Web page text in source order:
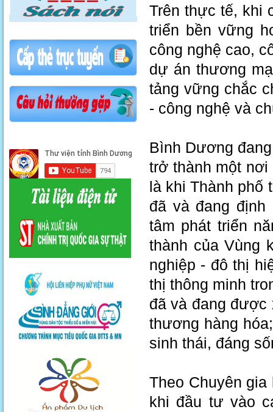
Trên thực tế, khi
triển bền vững
công nghệ cao,
dự án thương
tảng vững chắc
- công nghệ và
Bình Dương
trở thành một
là khi Thành phố
đã và đang định
tâm phát triển
thành của Vùng
nghiệp - đô thị
thị thông minh
đã và đang được
thương hàng
sinh thái, đáng
Theo Chuyên
khi đầu tư vào